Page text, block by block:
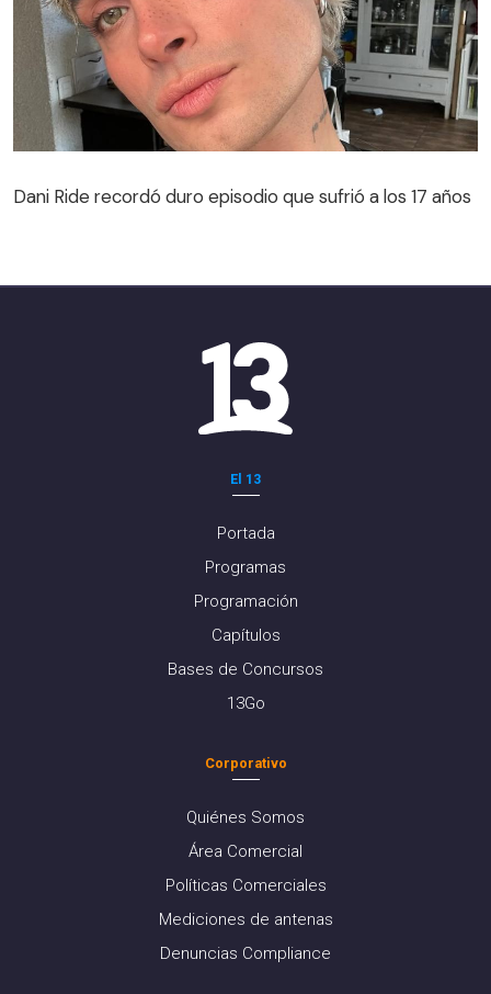
Dani Ride recordó duro episodio que sufrió a los 17 años
El 13
Portada
Programas
Programación
Capítulos
Bases de Concursos
13Go
Corporativo
Quiénes Somos
Área Comercial
Políticas Comerciales
Mediciones de antenas
Denuncias Compliance